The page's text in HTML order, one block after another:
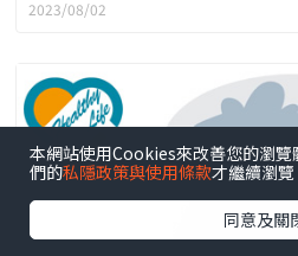
2023/08/02
本網站使用Cookies來改善您的瀏
們的私隱政策與使用條款才繼續瀏覽
同意及關